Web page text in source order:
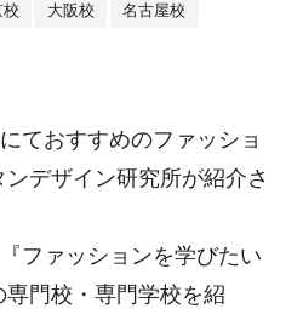
校 大阪校 名古屋校
にておすすめのファッショ
ンデザイン研究所が紹介さ
ファッションを学びたい
専門校・専門学校を紹